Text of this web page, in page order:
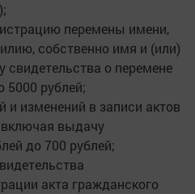
перемены имени,
собственно имя и (или)
свидетельства о перемене
5000 рублей;
и изменений в записи актов
включая выдачу
до 700 рублей;
акта гражданского